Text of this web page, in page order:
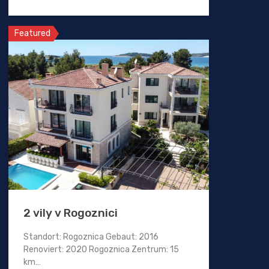
Featured
2 vily v Rogoznici
Standort: Rogoznica Gebaut: 2016
Renoviert: 2020 Rogoznica Zentrum: 15
km…